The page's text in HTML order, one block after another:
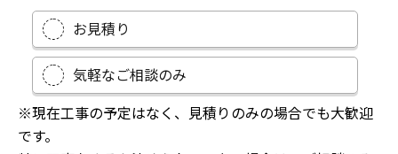
お見積り
気軽なご相談のみ
※現在工事の予定はなく、見積りのみの場合でも大歓迎
です。